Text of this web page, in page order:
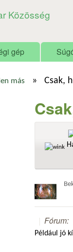
Közösség
gép
más » Csak,
Fórum:
Például jó